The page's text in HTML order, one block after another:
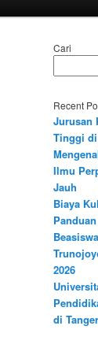
Cari
Recent
Jurusan
Tinggi
Ilmu
Jauh
Biaya
2026
di